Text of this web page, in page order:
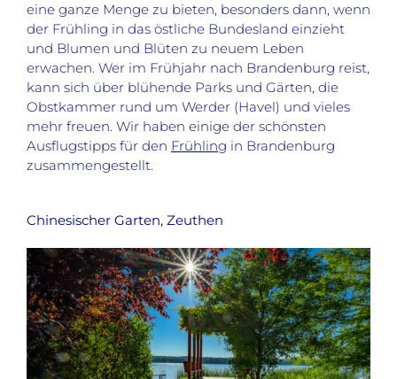
eine ganze Menge zu bieten, besonders dann, wenn
der Frühling in das östliche Bundesland einzieht
und Blumen und Blüten zu neuem Leben
erwachen. Wer im Frühjahr nach Brandenburg reist,
kann sich über blühende Parks und Gärten, die
Obstkammer rund um Werder (Havel) und vieles
mehr freuen. Wir haben einige der schönsten
Ausflugstipps für den Frühling in Brandenburg
zusammengestellt.
Chinesischer Garten, Zeuthen